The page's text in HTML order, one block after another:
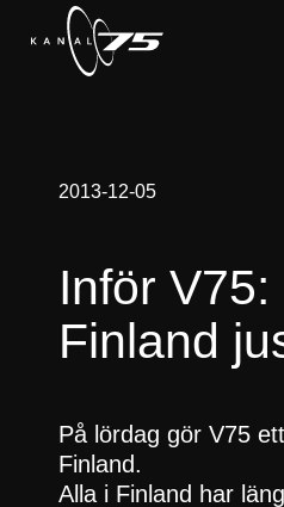
2013-12-05
Inför
Finland
På lördag gör V75
Finland.
Alla i Finland har